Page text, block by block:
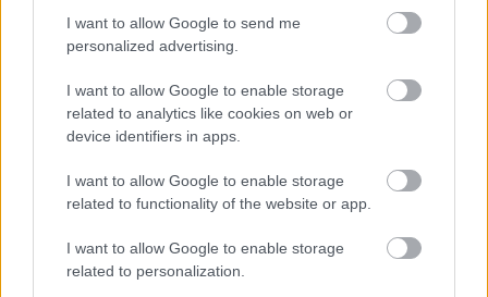
I want to allow Google to send me
personalized advertising.
I want to allow Google to enable storage
related to analytics like cookies on web or
device identifiers in apps.
I want to allow Google to enable storage
related to functionality of the website or app.
I want to allow Google to enable storage
related to personalization.
ΔΑΙΔΑΛΟΣ ΑΕ: Θέσεις εργασίας για πτυχιούχους
με αμοιβή έως 10.640€
Γαλάζια Σημαία: 623 παραλίες στη φετινή λίστα -